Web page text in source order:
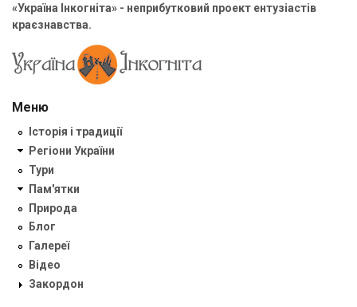
«Україна Інкогніта» - неприбутковий проект ентузіастів
краєзнавства.
Меню
Історія і традиції
Регіони України
Тури
Пам'ятки
Природа
Блог
Галереї
Відео
Закордон